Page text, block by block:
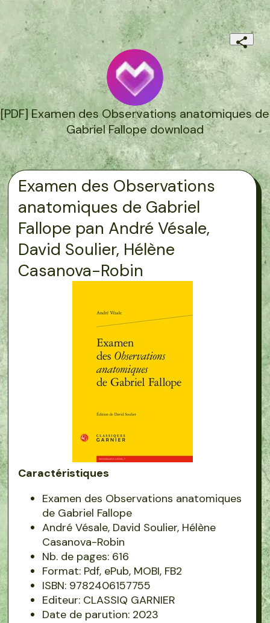
[PDF] Examen des Observations anatomiques de
Gabriel Fallope download
Examen des Observations
anatomiques de Gabriel
Fallope pan André Vésale,
David Soulier, Hélène
Casanova-Robin
Caractéristiques
Examen des Observations anatomiques
de Gabriel Fallope
André Vésale, David Soulier, Hélène
Casanova-Robin
Nb. de pages: 616
Format: Pdf, ePub, MOBI, FB2
ISBN: 9782406157755
Editeur: CLASSIQ GARNIER
Date de parution: 2023